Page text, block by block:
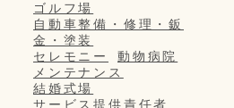
ゴルフ場
自動車整備・修理・鈑
金・塗装
セレモニー
動物病院
メンテナンス
結婚式場
サービス提供責任者